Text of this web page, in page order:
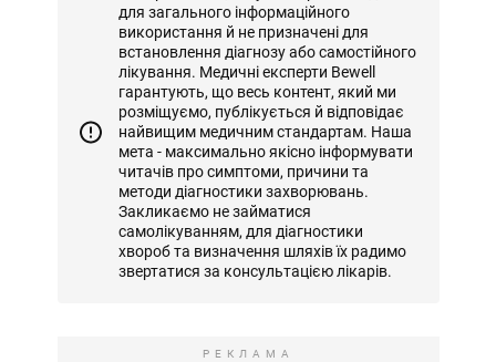
для загального інформаційного
використання й не призначені для
встановлення діагнозу або самостійного
лікування. Медичні експерти Bewell
гарантують, що весь контент, який ми
розміщуємо, публікується й відповідає
найвищим медичним стандартам. Наша
мета - максимально якісно інформувати
читачів про симптоми, причини та
методи діагностики захворювань.
Закликаємо не займатися
самолікуванням, для діагностики
хвороб та визначення шляхів їх радимо
звертатися за консультацією лікарів.
РЕКЛАМА